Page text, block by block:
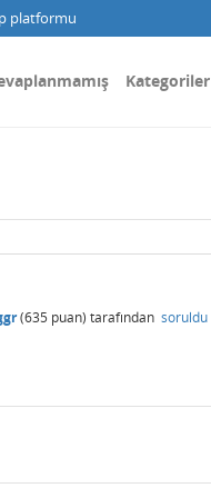
platformu
Kategoriler
(635 puan) tarafından soruldu